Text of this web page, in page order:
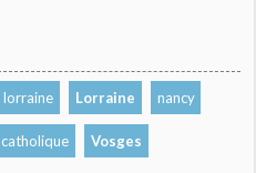
lorraine Lorraine nancy
catholique Vosges